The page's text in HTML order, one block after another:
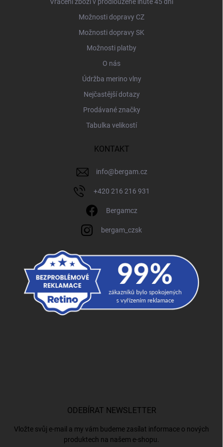
Možnosti dopravy CZ
Možnosti dopravy SK
Možnosti platby
O nás
Údržba merino vlny
Nejčastější dotazy
Prodávané značky
Tabulka velikostí
KONTAKT
info@bergam.cz
+420 216 216 931
Bergamcz
bergam_czsk
ODEBÍRAT NEWSLETTER
Vložte svůj e-mail a my vám budeme zasílat informace o nových
produktech na našem e-shopu.